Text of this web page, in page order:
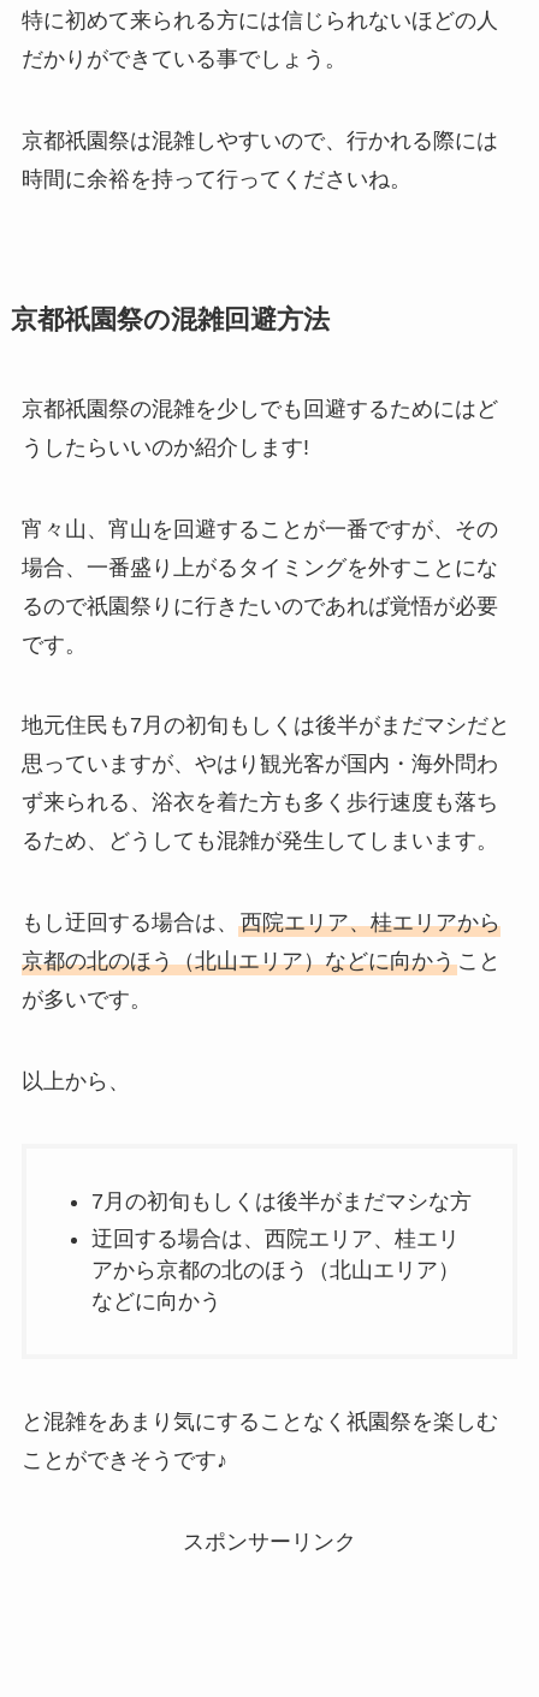
特に初めて来られる方には信じられないほどの人
だかりができている事でしょう。
京都祇園祭は混雑しやすいので、行かれる際には
時間に余裕を持って行ってくださいね。
京都祇園祭の混雑回避方法
京都祇園祭の混雑を少しでも回避するためにはど
うしたらいいのか紹介します!
宵々山、宵山を回避することが一番ですが、その
場合、一番盛り上がるタイミングを外すことにな
るので祇園祭りに行きたいのであれば覚悟が必要
です。
地元住民も7月の初旬もしくは後半がまだマシだと
思っていますが、やはり観光客が国内・海外問わ
ず来られる、浴衣を着た方も多く歩行速度も落ち
るため、どうしても混雑が発生してしまいます。
もし迂回する場合は、 西院エリア、桂エリアから
京都の北のほう（北山エリア）などに向かうこと
が多いです。
以上から、
7月の初旬もしくは後半がまだマシな方
迂回する場合は、西院エリア、桂エリ
アから京都の北のほう（北山エリア）
などに向かう
と混雑をあまり気にすることなく祇園祭を楽しむ
ことができそうです♪
スポンサーリンク